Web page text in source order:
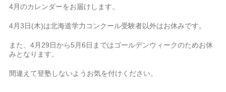
4月のカレンダーをお届けします。
4月3日(木)は北海道学力コンクール受験者以外はお休みです。
また、4月29日から5月6日まではゴールデンウィークのためお休
みとなります。
間違えて登塾しないようお気を付けください。